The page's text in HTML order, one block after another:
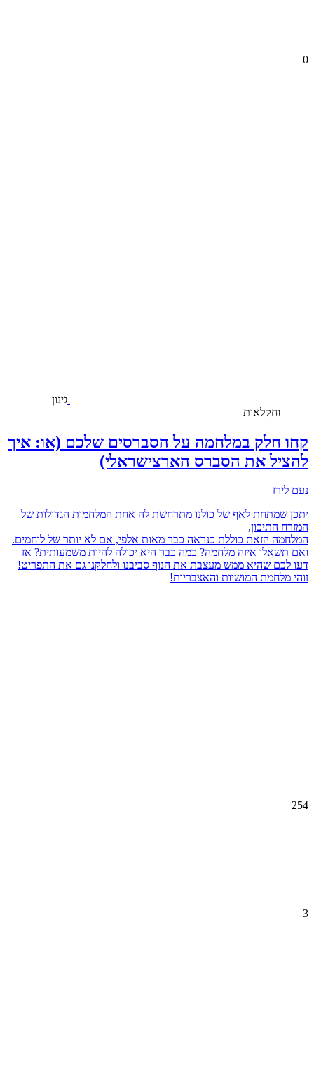
0
גינון
וחקלאות
קחו חלק במלחמה על הסברסים שלכם (או: איך
להציל את הסברס הארצישראלי)
נעם לירז
יתכן שמתחת לאף של כולנו מתרחשת לה אחת המלחמות הגדולות של
המזרח התיכון,
המלחמה הזאת כוללת כנראה כבר מאות אלפי, אם לא יותר של לוחמים.
ואם תשאלו איזה מלחמה? כמה כבר היא יכולה להיות משמעותית? אז
דעו לכם שהיא ממש מעצבת את הנוף סביבנו ולחלקנו גם את התפריט!
זוהי מלחמת המושיות והאצבריות!
254
3